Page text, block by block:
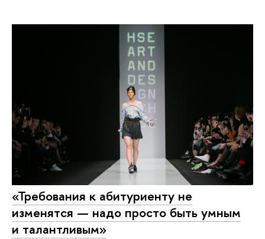
«Требования к абитуриенту не
изменятся — надо просто быть умным
и талантливым»